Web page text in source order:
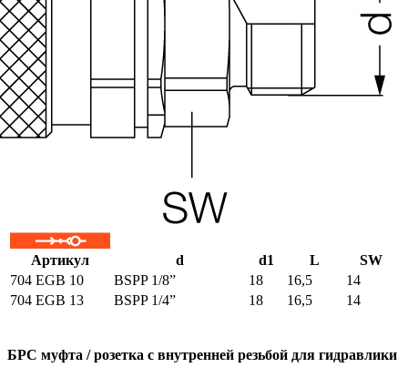
Артикул d d1 L
SW
704 EGB 10
BSPP 1/8” 18 16,5
14
704 EGB 13
BSPP 1/4” 18 16,5 14
БРС муфта / розетка с внутренней резьбой для гидравлики